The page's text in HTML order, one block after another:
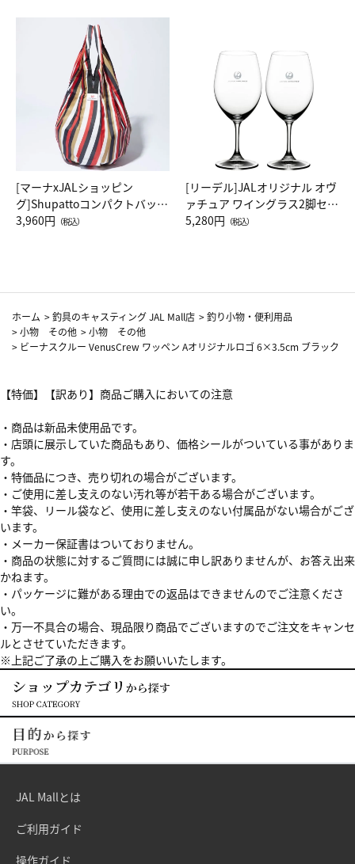
[マーナxJALショッピン
グ]Shupattoコンパクトバッグ
Drop JAL客室乗務員（LC）ス
3,960円 （税込）
[リーデル]JALオリジナル オヴ
ァチュア ワイングラス2脚セッ
ト（レッドワイン）
5,280円 （税込）
ホーム >釣具のキャスティング JAL Mall店 >釣り小物・便利用品
>小物 その他 >小物 その他
> ビーナスクルー VenusCrew ワッペン Aオリジナルロゴ 6×3.5cm ブラック
【特価】【訳あり】商品ご購入においての注意
・商品は新品未使用品です。
・店頭に展示していた商品もあり、価格シールがついている事がありま
す。
・特価品につき、売り切れの場合がございます。
・ご使用に差し支えのない汚れ等が若干ある場合がございます。
・竿袋、リール袋など、使用に差し支えのない付属品がない場合がござ
います。
・メーカー保証書はついておりません。
・商品の状態に対するご質問には誠に申し訳ありませんが、お答え出来
かねます。
・パッケージに難がある理由での返品はできませんのでご注意くださ
い。
・万一不具合の場合、現品限り商品でございますのでご注文をキャンセ
ルとさせていただきます。
※上記ご了承の上ご購入をお願いいたします。
JAL Mallとは
ご利用ガイド
操作ガイド